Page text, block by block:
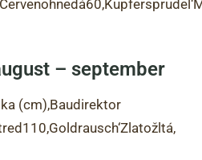
– september
(cm)‚Baudirektor